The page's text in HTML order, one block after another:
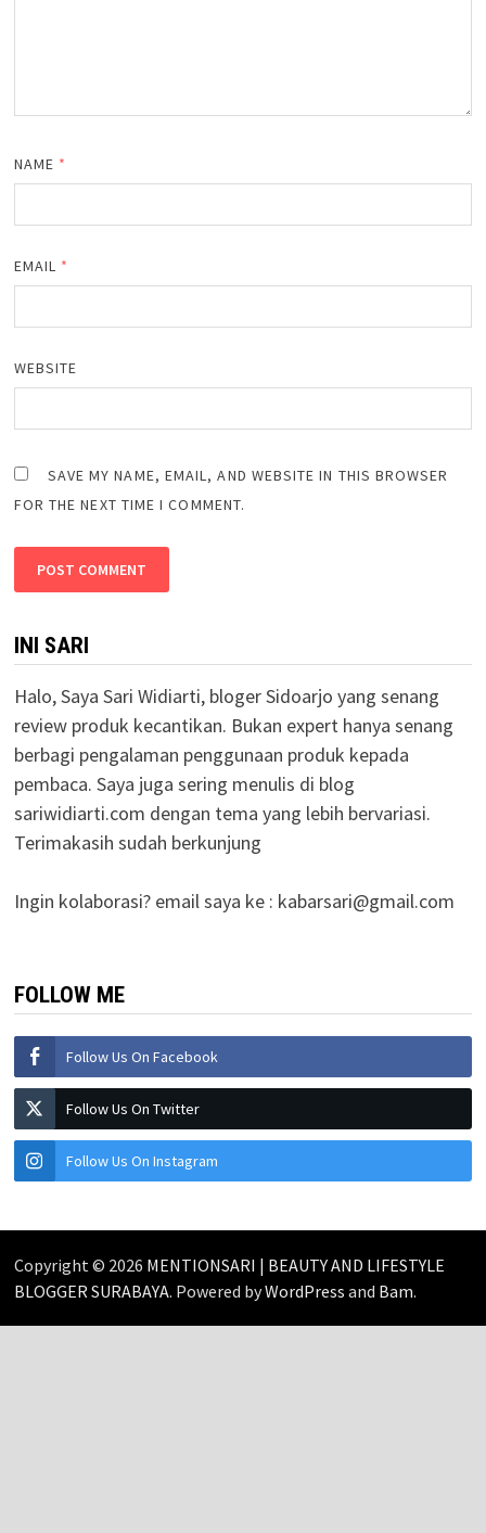
NAME *
EMAIL *
WEBSITE
SAVE MY NAME, EMAIL, AND WEBSITE IN THIS BROWSER
FOR THE NEXT TIME I COMMENT.
INI SARI
Halo, Saya Sari Widiarti, bloger Sidoarjo yang senang
review produk kecantikan. Bukan expert hanya senang
berbagi pengalaman penggunaan produk kepada
pembaca. Saya juga sering menulis di blog
sariwidiarti.com dengan tema yang lebih bervariasi.
Terimakasih sudah berkunjung
Ingin kolaborasi? email saya ke : kabarsari@gmail.com
FOLLOW ME
Follow Us On Facebook
Follow Us On Twitter
Follow Us On Instagram
Copyright © 2026 MENTIONSARI | BEAUTY AND LIFESTYLE
BLOGGER SURABAYA. Powered byWordPress and Bam.